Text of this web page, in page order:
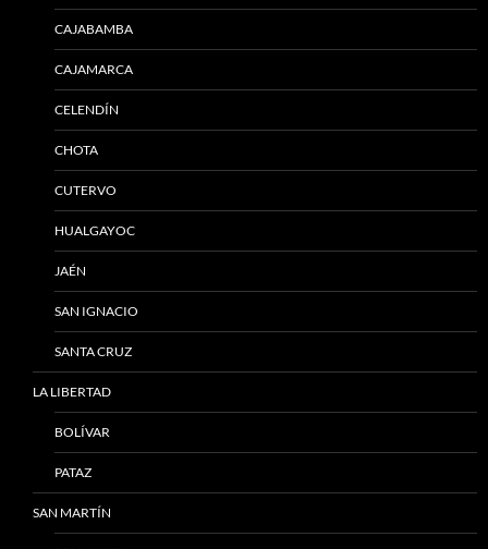
CAJABAMBA
CAJAMARCA
CELENDÍN
CHOTA
CUTERVO
HUALGAYOC
JAÉN
SAN IGNACIO
SANTA CRUZ
LA LIBERTAD
BOLÍVAR
PATAZ
SAN MARTÍN